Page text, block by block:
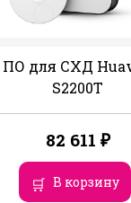
ПО для СХД
S2200T
82 611 ₽
В корзину